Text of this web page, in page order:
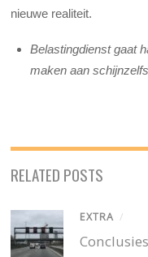
nieuwe realiteit.
Belastingdienst gaat
maken aan
RELATED POSTS
EXTRA /